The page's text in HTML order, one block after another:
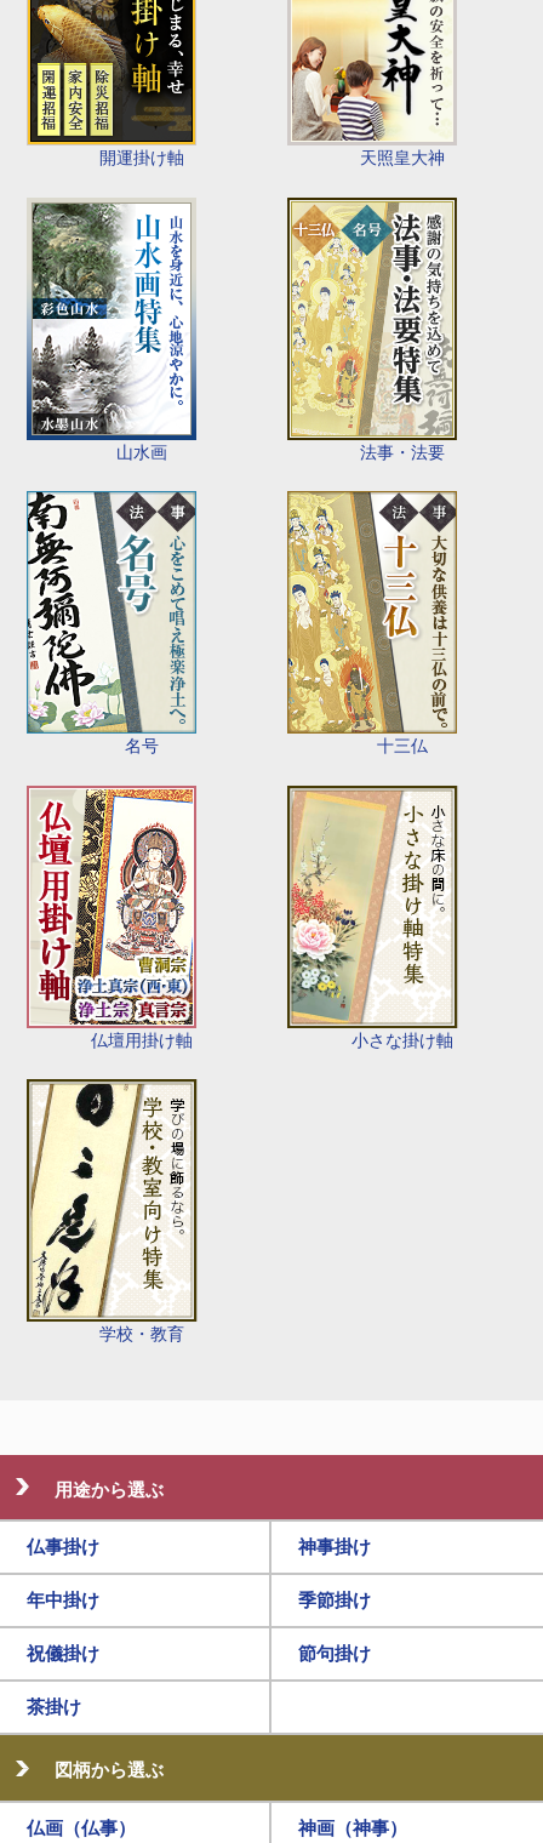
開運掛け軸 天照皇大神
山水画 法事・法要
名号 十三仏
仏壇用掛け軸 小さな掛け軸
学校・教育
用途から選ぶ
仏事掛け 神事掛け
年中掛け 季節掛け
祝儀掛け 節句掛け
茶掛け
図柄から選ぶ
仏画（仏事） 神画（神事）